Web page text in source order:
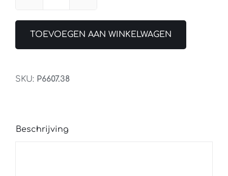
Plafondlamp
Zwart
45CM
TOEVOEGEN AAN WINKELWAGEN
SKU: P6607.38
Beschrijving